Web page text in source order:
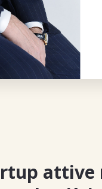
attive